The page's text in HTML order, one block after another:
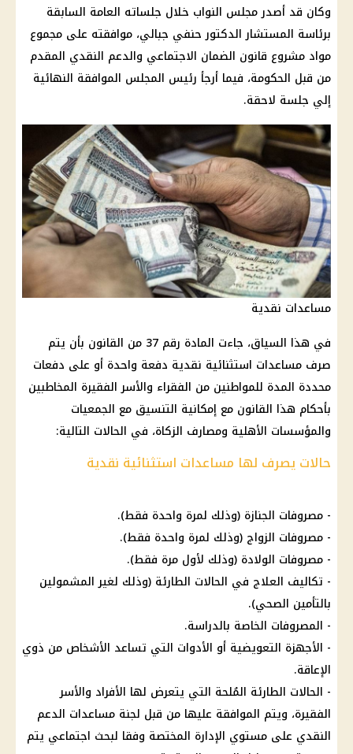
وكان قد أصدر مجلس النواب خلال جلساته العامة السابقة
برئاسة المستشار الدكتور حنفي جبالي، موافقته على مجموع
مواد مشروع قانون الضمان الاجتماعي والدعم النقدي المقدم
من قبل الحكومة، فيما أرجأ رئيس المجلس الموافقة النهائية
إلي جلسة لاحقة.
مساعدات نقدية
في هذا السياق، جاءت المادة رقم 37 من القانون بأن يتم
صرف مساعدات استثنائية نقدية دفعة واحدة أو على دفعات
محددة المدة للمواطنين من الفقراء والأسر الفقيرة المخاطبين
بأحكام هذا القانون مع إمكانية التنسيق مع الجمعيات
والمؤسسات الأهلية ومصارف الزكاة، في الحالات التالية:
حالات يصرف لها مساعدات استثنائية نقدية
- مصروفات الجنازة (وذلك لمرة واحدة فقط).
- مصروفات الزواج (وذلك لمرة واحدة فقط).
- مصروفات الولادة (وذلك لأول مرة فقط).
- تكاليف العلاج في الحالات الطارئة (وذلك لغير المشمولين
بالتأمين الصحي).
- المصروفات الخاصة بالدراسة.
- الأجهزة التعويضية أو الأدوات التي تساعد الأشخاص من ذوي
الإعاقة.
- الحالات الطارئة المُلحة التي يتعرض لها الأفراد والأسر
الفقيرة، ويتم الموافقة عليها من قبل لجنة مساعدات الدعم
النقدي على مستوي الإدارة المختصة وفقا لبحث اجتماعي يتم